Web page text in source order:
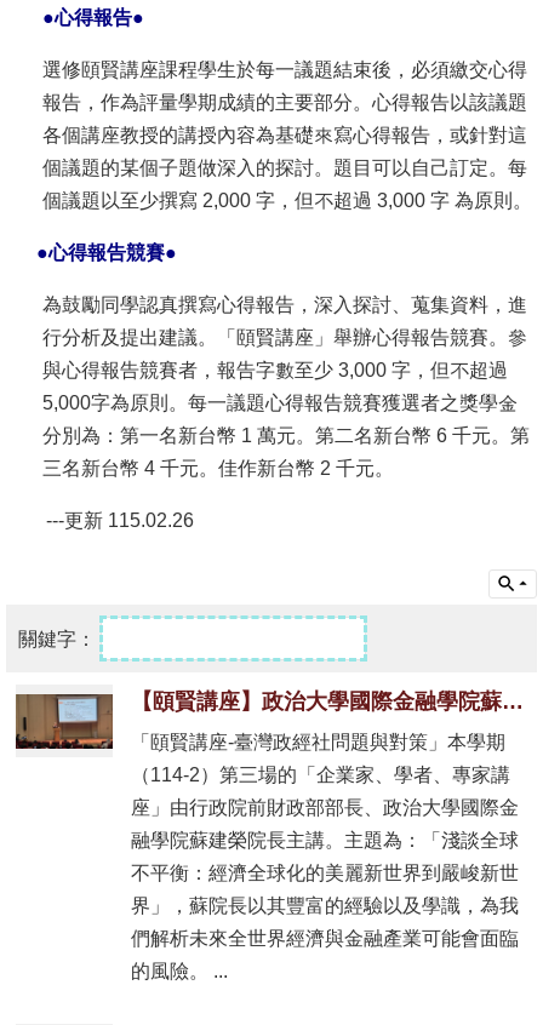
●心得報告●
選修頤賢講座課程學生於每一議題結束後，必須繳交心得
報告，作為評量學期成績的主要部分。心得報告以該議題
各個講座教授的講授內容為基礎來寫心得報告，或針對這
個議題的某個子題做深入的探討。題目可以自己訂定。每
個議題以至少撰寫 2,000 字，但不超過 3,000 字 為原則。
●心得報告競賽●
為鼓勵同學認真撰寫心得報告，深入探討、蒐集資料，進
行分析及提出建議。「頤賢講座」舉辦心得報告競賽。參
與心得報告競賽者，報告字數至少 3,000 字，但不超過
5,000字為原則。每一議題心得報告競賽獲選者之獎學金
分別為：第一名新台幣 1 萬元。第二名新台幣 6 千元。第
三名新台幣 4 千元。佳作新台幣 2 千元。
---更新 115.02.26
【頤賢講座】政治大學國際金融學院蘇建榮院長: 「淺談全球不平衡：經濟全球化的美麗新世界到嚴峻新世界」-2026.06.04
「頤賢講座-臺灣政經社問題與對策」本學期
（114-2）第三場的「企業家、學者、專家講
座」由行政院前財政部部長、政治大學國際金
融學院蘇建榮院長主講。主題為：「淺談全球
不平衡：經濟全球化的美麗新世界到嚴峻新世
界」，蘇院長以其豐富的經驗以及學識，為我
們解析未來全世界經濟與金融產業可能會面臨
的風險。 ...